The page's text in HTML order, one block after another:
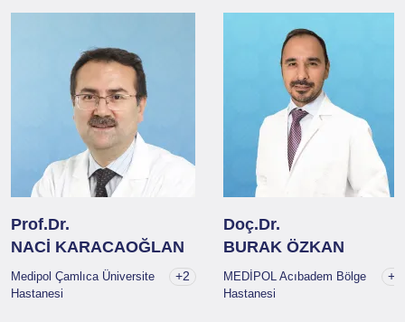
Prof.Dr.
NACİ KARACAOĞLAN
Medipol Çamlıca Üniversite
Hastanesi
+2
Doç.Dr.
BURAK ÖZKAN
MEDİPOL Acıbadem Bölge
Hastanesi
+1